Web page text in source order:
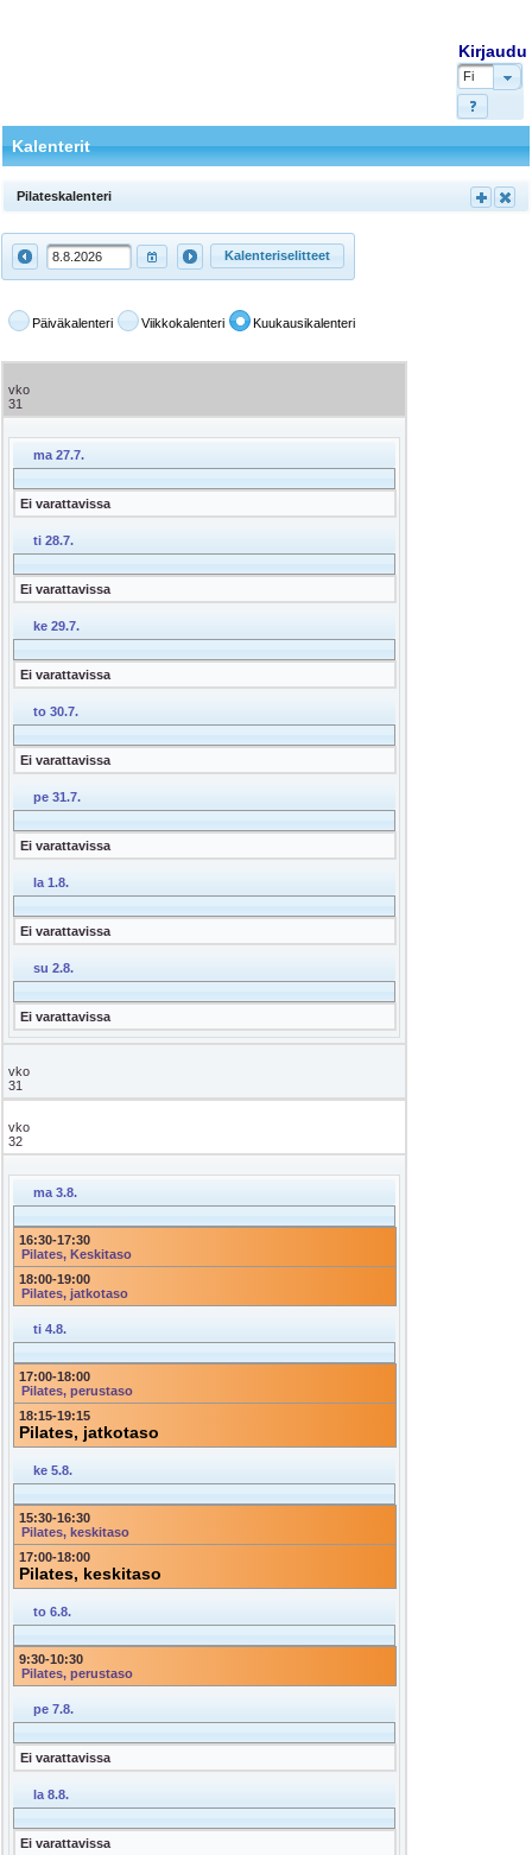
Kirjaudu
Fi
Kalenterit
Pilateskalenteri
Kalenteriselitteet
Päiväkalenteri Viikkokalenteri Kuukausikalenteri
vko
31
ma 27.7.
Ei varattavissa
ti 28.7.
Ei varattavissa
ke 29.7.
Ei varattavissa
to 30.7.
Ei varattavissa
pe 31.7.
Ei varattavissa
la 1.8.
Ei varattavissa
su 2.8.
Ei varattavissa
vko
31
vko
32
ma 3.8.
16:30-17:30
Pilates, Keskitaso
18:00-19:00
Pilates, jatkotaso
ti 4.8.
17:00-18:00
Pilates, perustaso
18:15-19:15
Pilates, jatkotaso
ke 5.8.
15:30-16:30
Pilates, keskitaso
17:00-18:00
Pilates, keskitaso
to 6.8.
9:30-10:30
Pilates, perustaso
pe 7.8.
Ei varattavissa
la 8.8.
Ei varattavissa